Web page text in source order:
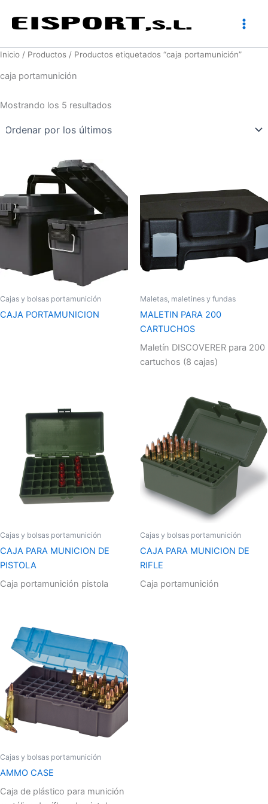
Inicio / Productos / Productos etiquetados “caja portamunición”
caja portamunición
Mostrando los 5 resultados
últimos
Cajas y bolsas portamunición
CAJA PORTAMUNICION
Maletas, maletines y fundas
MALETIN PARA 200
CARTUCHOS
Maletín DISCOVERER para 200
cartuchos (8 cajas)
Cajas y bolsas portamunición
CAJA PARA MUNICION DE
PISTOLA
Caja portamunición pistola
Cajas y bolsas portamunición
CAJA PARA MUNICION DE
RIFLE
Caja portamunición
Cajas y bolsas portamunición
AMMO CASE
Caja de plástico para munición